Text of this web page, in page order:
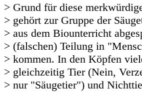
> Grund für diese
> gehört zur Gruppe der
> aus dem Biounterricht
> (falschen) Teilung in
> kommen. In den Köpfen
> gleichzeitig Tier (Nein,
> nur "Säugetier") und